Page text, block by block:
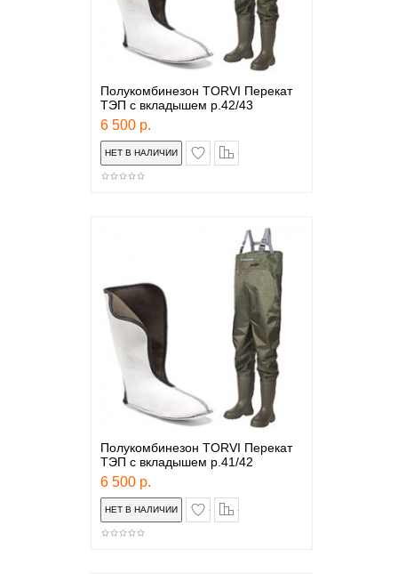
Полукомбинезон TORVI Перекат
ТЭП с вкладышем р.42/43
6 500 р.
в закладки
Полукомбинезон TORVI Перекат
ТЭП с вкладышем р.41/42
6 500 р.
в закладки